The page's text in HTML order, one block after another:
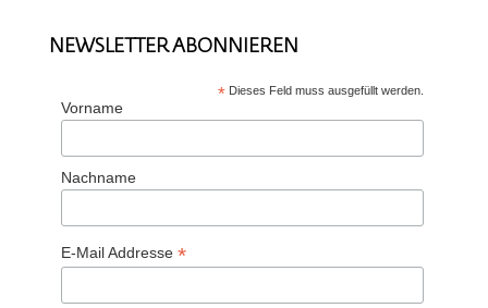
NEWSLETTER ABONNIEREN
* Dieses Feld muss ausgefüllt werden.
Vorname
Nachname
E-Mail Addresse *